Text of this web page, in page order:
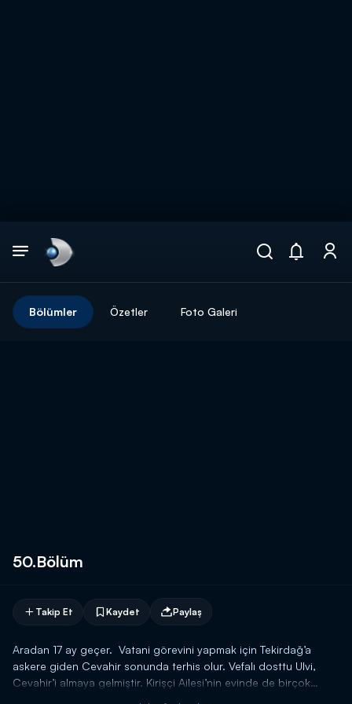
Bölümler Özetler Foto Galeri
50.Bölüm
Takip Et Kaydet Paylaş
Aradan 17 ay geçer. Vatani görevini yapmak için Tekirdağ’a
askere giden Cevahir sonunda terhis olur. Vefalı dosttu Ulvi,
Cevahir’i almaya gelmiştir. Kirişçi Ailesi’nin evinde de birçok